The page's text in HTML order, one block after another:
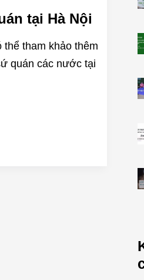
tại Hà Nội
thể tham khảo thêm
quán các nước tại